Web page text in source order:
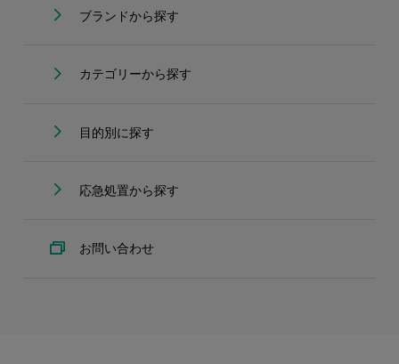
ブランドから探す
カテゴリーから探す
目的別に探す
応急処置から探す
お問い合わせ